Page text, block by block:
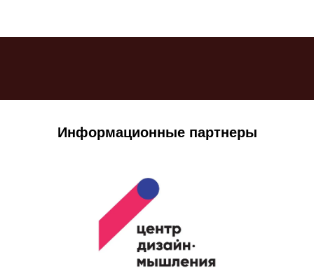
Информационные партнеры